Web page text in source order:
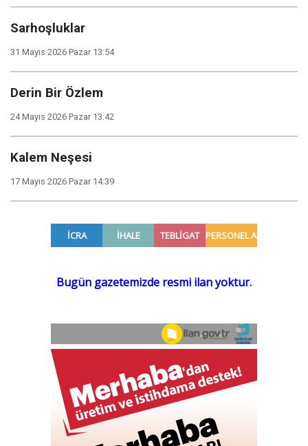
Sarhoşluklar
31 Mayıs 2026 Pazar 13:54
Derin Bir Özlem
24 Mayıs 2026 Pazar 13:42
Kalem Neşesi
17 Mayıs 2026 Pazar 14:39